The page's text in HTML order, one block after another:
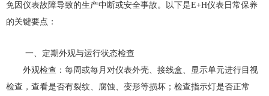
免因仪表故障导致的生产中断或安全事故。以下是E+H仪表日常保养
的关键要点：
一、定期外观与运行状态检查
外观检查：每周或每月对仪表外壳、接线盒、显示单元进行目视
检查，查看是否有裂纹、腐蚀、变形等损坏；检查指示灯是否正常